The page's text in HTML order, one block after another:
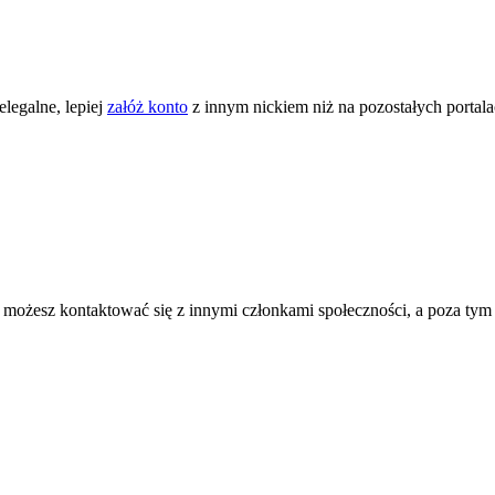
lepiej załóż konto z innym nickiem niż na pozostałych
kontaktować się z innymi członkami społeczności, a poza